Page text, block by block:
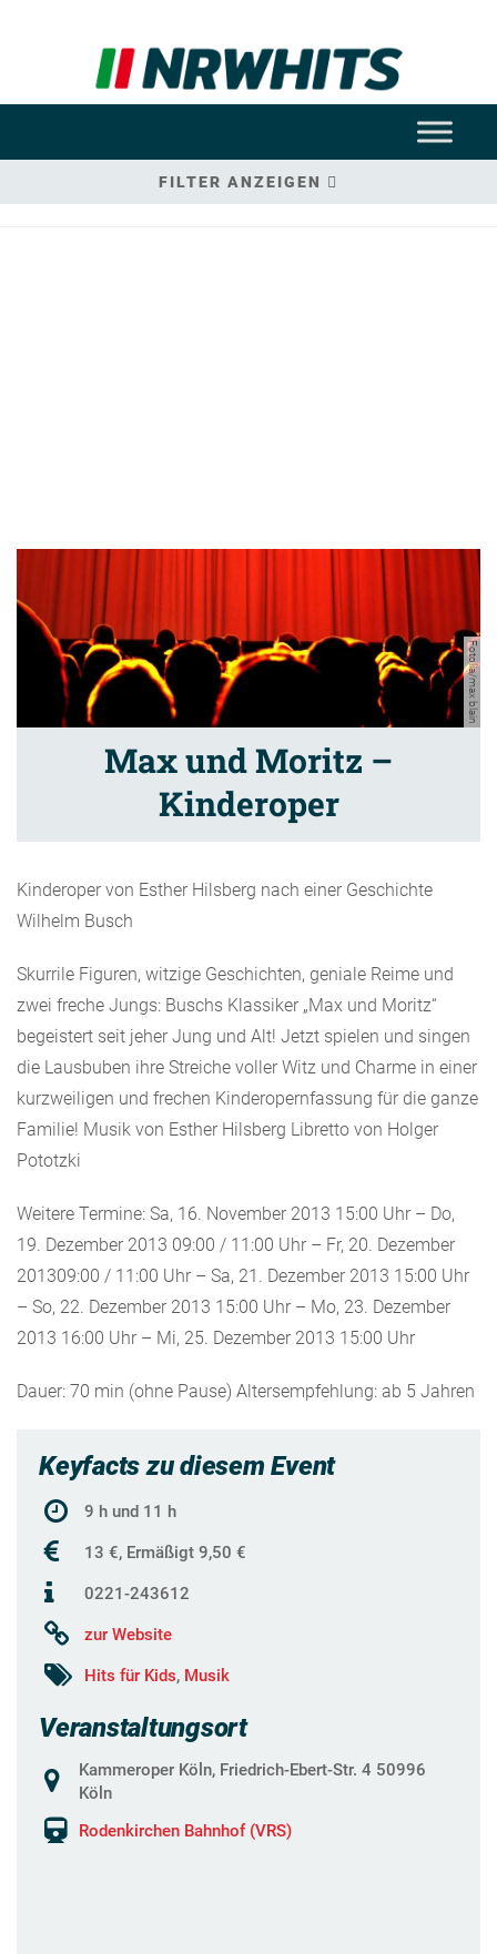
FILTER ANZEIGEN
Fotolia/max blain
Max und Moritz –
Kinderoper
Kinderoper von Esther Hilsberg nach einer Geschichte
Wilhelm Busch
Skurrile Figuren, witzige Geschichten, geniale Reime und
zwei freche Jungs: Buschs Klassiker „Max und Moritz“
begeistert seit jeher Jung und Alt! Jetzt spielen und singen
die Lausbuben ihre Streiche voller Witz und Charme in einer
kurzweiligen und frechen Kinderopernfassung für die ganze
Familie! Musik von Esther Hilsberg Libretto von Holger
Pototzki
Weitere Termine: Sa, 16. November 2013 15:00 Uhr – Do,
19. Dezember 2013 09:00 / 11:00 Uhr – Fr, 20. Dezember
201309:00 / 11:00 Uhr – Sa, 21. Dezember 2013 15:00 Uhr
– So, 22. Dezember 2013 15:00 Uhr – Mo, 23. Dezember
2013 16:00 Uhr – Mi, 25. Dezember 2013 15:00 Uhr
Dauer: 70 min (ohne Pause) Altersempfehlung: ab 5 Jahren
Keyfacts zu diesem Event
9 h und 11 h
13 €, Ermäßigt 9,50 €
0221-243612
zur Website
Hits für Kids, Musik
Veranstaltungsort
Kammeroper Köln, Friedrich-Ebert-Str. 4 50996
Köln
Rodenkirchen Bahnhof (VRS)